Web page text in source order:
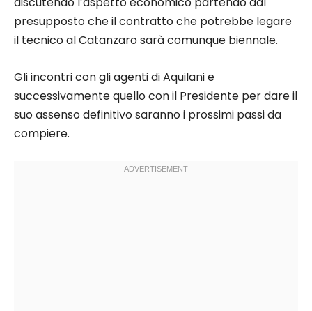
presupposto che il contratto che potrebbe legare
il tecnico al Catanzaro sarà comunque biennale.
Gli incontri con gli agenti di Aquilani e
successivamente quello con il Presidente per dare il
suo assenso definitivo saranno i prossimi passi da
compiere.